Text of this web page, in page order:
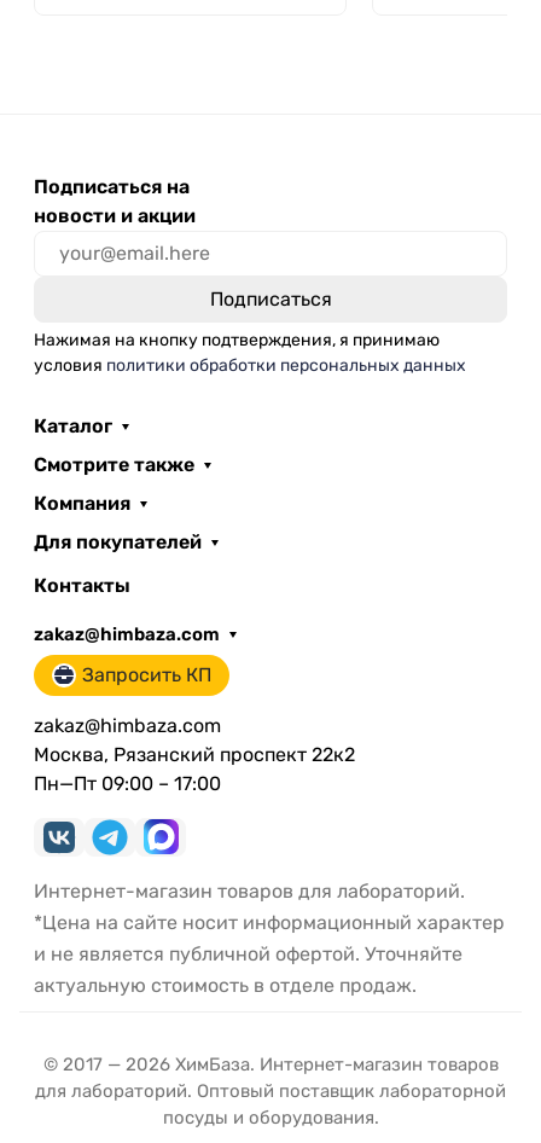
Подписаться на
новости и акции
Нажимая на кнопку подтверждения, я принимаю
условия политики обработки персональных данных
Каталог
Смотрите также
Компания
Для покупателей
Контакты
zakaz@himbaza.com
Запросить КП
zakaz@himbaza.com
Москва, Рязанский проспект 22к2
Пн—Пт 09:00 – 17:00
Интернет-магазин товаров для лабораторий.
*Цена на сайте носит информационный характер
и не является публичной офертой. Уточняйте
актуальную стоимость в отделе продаж.
© 2017 — 2026 ХимБаза. Интернет-магазин товаров
для лабораторий. Оптовый поставщик лабораторной
посуды и оборудования.